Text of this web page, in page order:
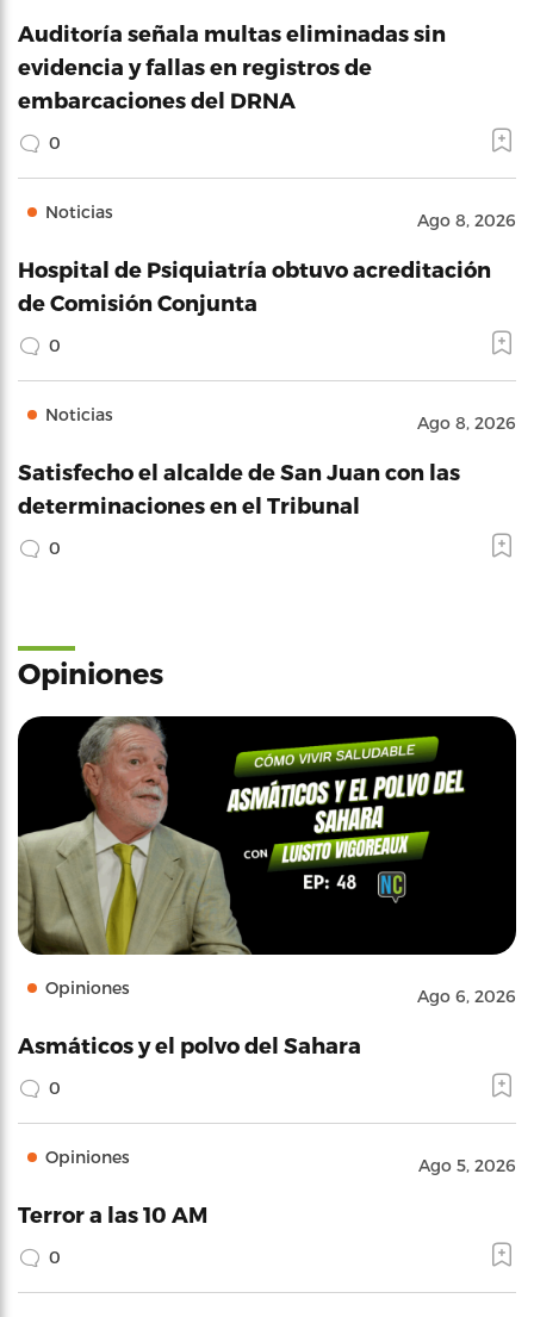
Auditoría señala multas eliminadas sin
evidencia y fallas en registros de
embarcaciones del DRNA
0
Noticias Ago 8, 2026
Hospital de Psiquiatría obtuvo acreditación
de Comisión Conjunta
0
Noticias Ago 8, 2026
Satisfecho el alcalde de San Juan con las
determinaciones en el Tribunal
0
Opiniones
Opiniones Ago 6, 2026
Asmáticos y el polvo del Sahara
0
Opiniones Ago 5, 2026
Terror a las 10 AM
0